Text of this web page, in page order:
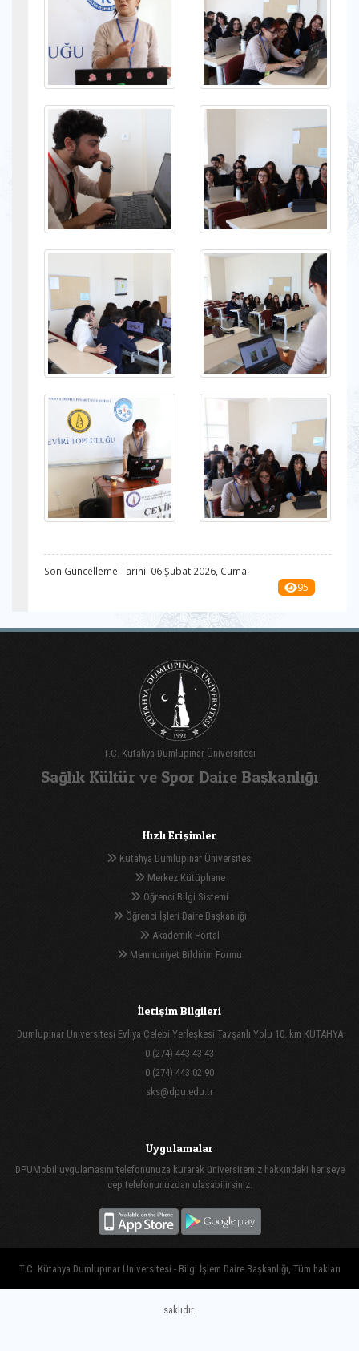
Son Güncelleme Tarihi: 06 Şubat 2026, Cuma
95
T.C. Kütahya Dumlupınar Üniversitesi
Sağlık Kültür ve Spor Daire Başkanlığı
Hızlı Erişimler
Kütahya Dumlupınar Üniversitesi
Merkez Kütüphane
Öğrenci Bilgi Sistemi
Öğrenci İşleri Daire Başkanlığı
Akademik Portal
Memnuniyet Bildirim Formu
İletişim Bilgileri
Dumlupınar Üniversitesi Evliya Çelebi Yerleşkesi Tavşanlı Yolu 10. km KÜTAHYA
0 (274) 443 43 43
0 (274) 443 02 90
sks@dpu.edu.tr
Uygulamalar
DPUMobil uygulamasını telefonunuza kurarak üniversitemiz hakkındaki her şeye
cep telefonunuzdan ulaşabilirsiniz.
T.C. Kütahya Dumlupınar Üniversitesi - Bilgi İşlem Daire Başkanlığı, Tüm hakları
saklıdır.